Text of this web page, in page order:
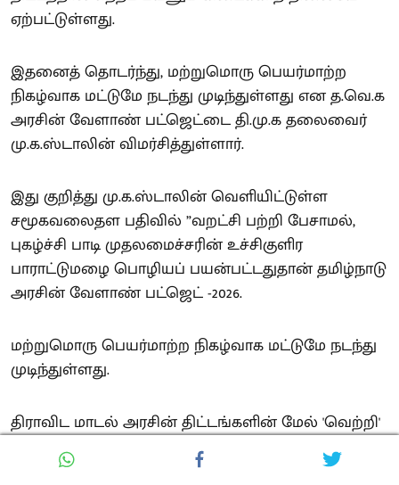
ஏற்பட்டுள்ளது.
இதனைத் தொடர்ந்து, மற்றுமொரு பெயர்மாற்ற
நிகழ்வாக மட்டுமே நடந்து முடிந்துள்ளது என த.வெ.க
அரசின் வேளாண் பட்ஜெட்டை தி.மு.க தலைவைர்
மு.க.ஸ்டாலின் விமர்சித்துள்ளார்.
இது குறித்து மு.க.ஸ்டாலின் வெளியிட்டுள்ள
சமூகவலைதள பதிவில் ”வறட்சி பற்றி பேசாமல்,
புகழ்ச்சி பாடி முதலமைச்சரின் உச்சிகுளிர
பாராட்டுமழை பொழியப் பயன்பட்டதுதான் தமிழ்நாடு
அரசின் வேளாண் பட்ஜெட் -2026.
மற்றுமொரு பெயர்மாற்ற நிகழ்வாக மட்டுமே நடந்து
முடிந்துள்ளது.
திராவிட மாடல் அரசின் திட்டங்களின் மேல் 'வெற்றி'
என்ற லேபிளை ஒட்டினால் வேலை முடிந்தது என்று
இந்த அரசு நினைக்கிறதா?